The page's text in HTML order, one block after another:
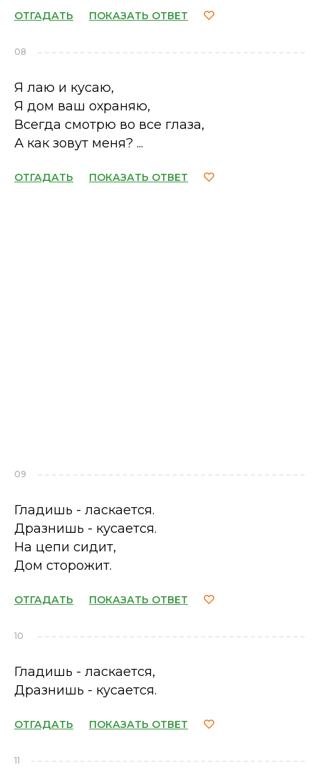
ОТГАДАТЬ ПОКАЗАТЬ ОТВЕТ
08
Я лаю и кусаю,
Я дом ваш охраняю,
Всегда смотрю во все глаза,
А как зовут меня? ...
ОТГАДАТЬ ПОКАЗАТЬ ОТВЕТ
09
Гладишь - ласкается.
Дразнишь - кусается.
На цепи сидит,
Дом сторожит.
ОТГАДАТЬ ПОКАЗАТЬ ОТВЕТ
10
Гладишь - ласкается,
Дразнишь - кусается.
ОТГАДАТЬ ПОКАЗАТЬ ОТВЕТ
11